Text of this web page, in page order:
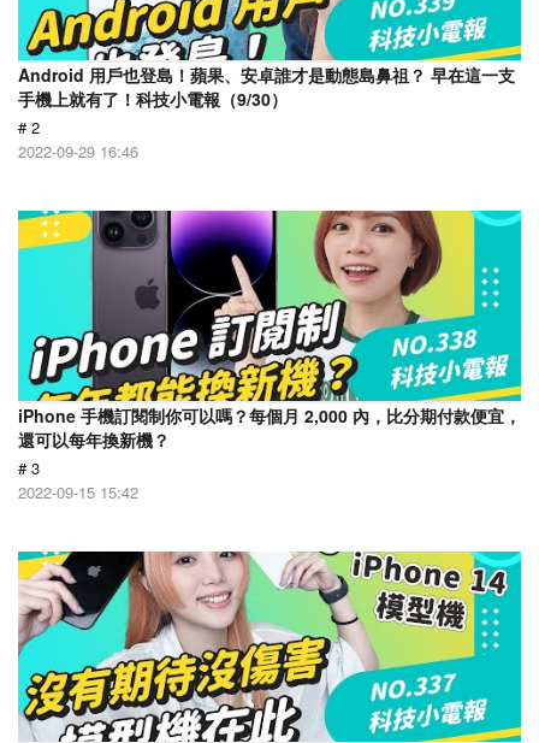
Android 用戶也登島！蘋果、安卓誰才是動態島鼻祖？ 早在這一支
手機上就有了！科技小電報（9/30）
# 2
2022-09-29 16:46
iPhone 手機訂閱制你可以嗎？每個月 2,000 內，比分期付款便宜，
還可以每年換新機？
# 3
2022-09-15 15:42